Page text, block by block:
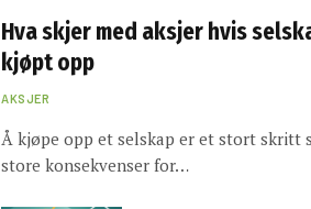
Hva skjer med aksjer hvis
kjøpt opp
AKSJER
Å kjøpe opp et selskap er et stort skritt
store konsekvenser for…